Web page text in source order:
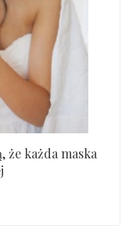
każda maska